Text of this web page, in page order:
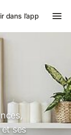
dans l’app
ses